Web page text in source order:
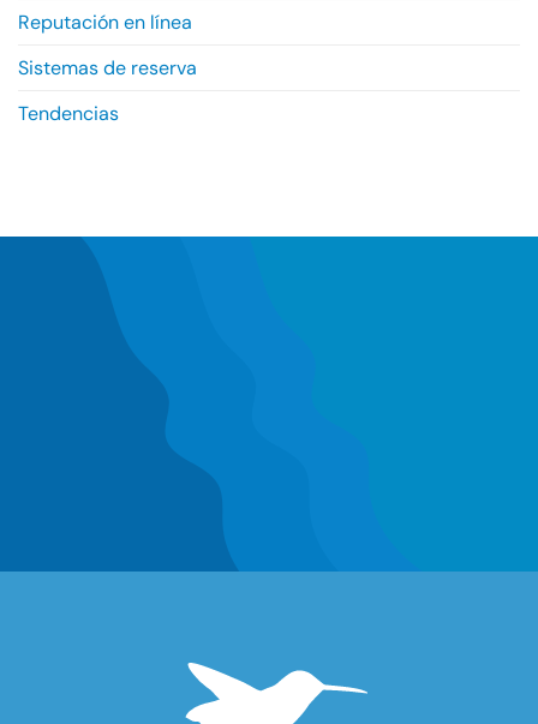
Reputación en línea
Sistemas de reserva
Tendencias